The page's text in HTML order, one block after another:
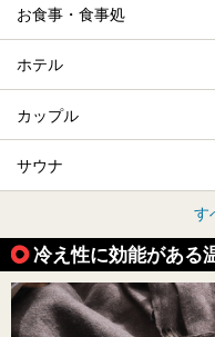
お食事・食事処
ホテル
カップル
サウナ
す
冷え性に効能がある